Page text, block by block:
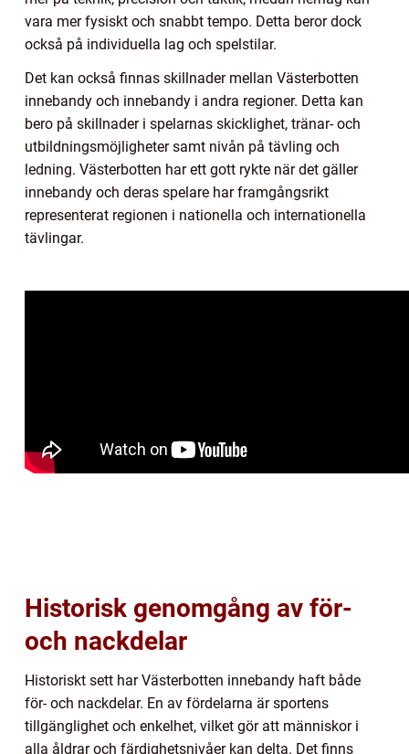
vara mer fysiskt och snabbt tempo. Detta beror dock
också på individuella lag och spelstilar.
Det kan också finnas skillnader mellan Västerbotten
innebandy och innebandy i andra regioner. Detta kan
bero på skillnader i spelarnas skicklighet, tränar- och
utbildningsmöjligheter samt nivån på tävling och
ledning. Västerbotten har ett gott rykte när det gäller
innebandy och deras spelare har framgångsrikt
representerat regionen i nationella och internationella
tävlingar.
Historisk genomgång av för-
och nackdelar
Historiskt sett har Västerbotten innebandy haft både
för- och nackdelar. En av fördelarna är sportens
tillgänglighet och enkelhet, vilket gör att människor i
alla åldrar och färdighetsnivåer kan delta. Det finns